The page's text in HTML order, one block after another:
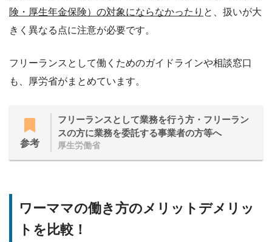
険・厚生年金保険）の対象にならなかったり と、扱いが大
きく異なる点に注意が必要です。
フリーランスとして働くためのガイドラインや相談窓口
も、厚労省がまとめています。
参考
フリーランスとして業務を行う方・フリーラン
スの方に業務を委託する事業者の方等へ
厚生労働省
ワーママの働き方のメリットデメリッ
トを比較！